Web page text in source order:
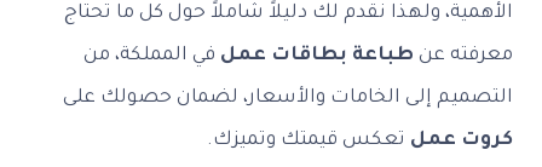
ولهذا نقدم لك دليلاً شاملاً حول كل ما تحتاج
عنطباعة بطاقات عملفي المملكة، من
إلى الخامات والأسعار، لضمان حصولك على
عملتعكس قيمتك وتميزك.